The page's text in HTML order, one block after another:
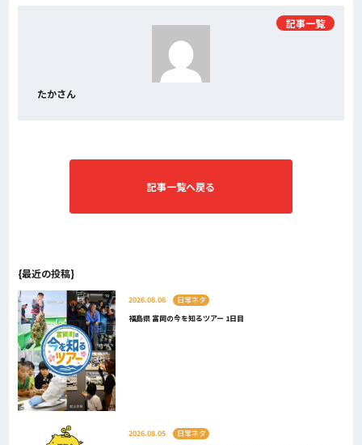
たかさん
記事一覧
記事一覧へ戻る
{最近の投稿}
2026.08.06
日常ネタ
福島県 富岡の今を知るツアー 1日目
2026.08.05
日常ネタ